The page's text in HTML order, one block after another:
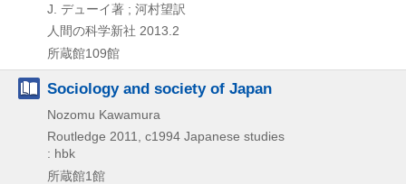
J. デューイ著 ; 河村望訳
人間の科学新社 2013.2
所蔵館109館
Sociology and society of Japan
Nozomu Kawamura
Routledge 2011, c1994 Japanese studies
: hbk
所蔵館1館